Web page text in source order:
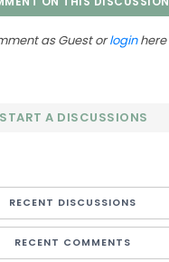
as Guest orloginhere
START A DISCUSSIONS
RECENT DISCUSSIONS
RECENT COMMENTS